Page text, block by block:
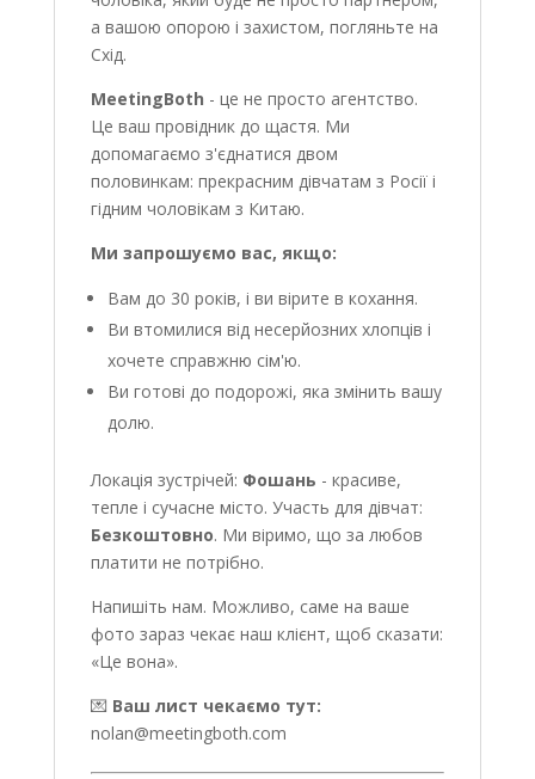
а вашою опорою і захистом, погляньте на
Схід.
MeetingBoth - це не просто агентство.
Це ваш провідник до щастя. Ми
допомагаємо з'єднатися двом
половинкам: прекрасним дівчатам з Росії і
гідним чоловікам з Китаю.
Ми запрошуємо вас, якщо:
Вам до 30 років, і ви вірите в кохання.
Ви втомилися від несерйозних хлопців і
хочете справжню сім'ю.
Ви готові до подорожі, яка змінить вашу
долю.
Локація зустрічей: Фошань - красиве,
тепле і сучасне місто. Участь для дівчат:
Безкоштовно. Ми віримо, що за любов
платити не потрібно.
Напишіть нам. Можливо, саме на ваше
фото зараз чекає наш клієнт, щоб сказати:
«Це вона».
💌 Ваш лист чекаємо тут:
nolan@meetingboth.com